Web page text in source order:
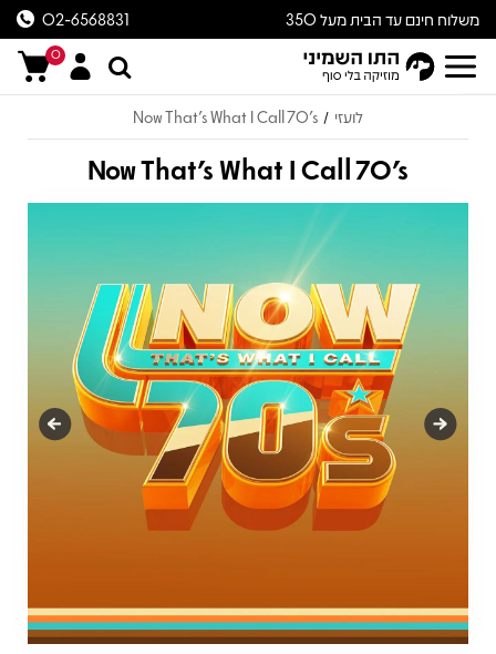
משלוח חינם עד הבית מעל 350
ש״ח
02-6568831
0
לועזי /
Now That's What I Call 70's
Now That's What I Call 70's